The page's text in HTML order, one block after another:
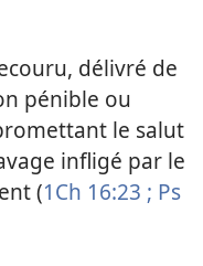
délivré de
pénible ou
le salut
infligé par le
(1Ch 16:23 ; Ps